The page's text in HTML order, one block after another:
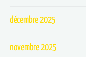
décembre 2025
novembre 2025